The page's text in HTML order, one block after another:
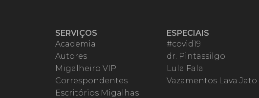
SERVIÇOS
Academia
Autores
Migalheiro VIP
Correspondentes
Escritórios Migalhas
ESPECIAIS
#covid19
dr. Pintassilgo
Lula Fala
Vazamentos Lava Jato